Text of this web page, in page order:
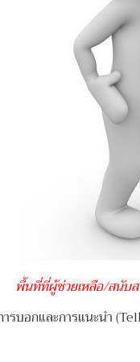
พื้นที่ที่ผู้ช่วยเหลือ/สนับส
รบอกและการแนะนำ